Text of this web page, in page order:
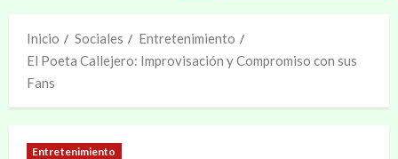
Inicio Sociales
Entretenimiento
El Poeta Callejero: Improvisación y Compromiso con sus
Fans
Entretenimiento